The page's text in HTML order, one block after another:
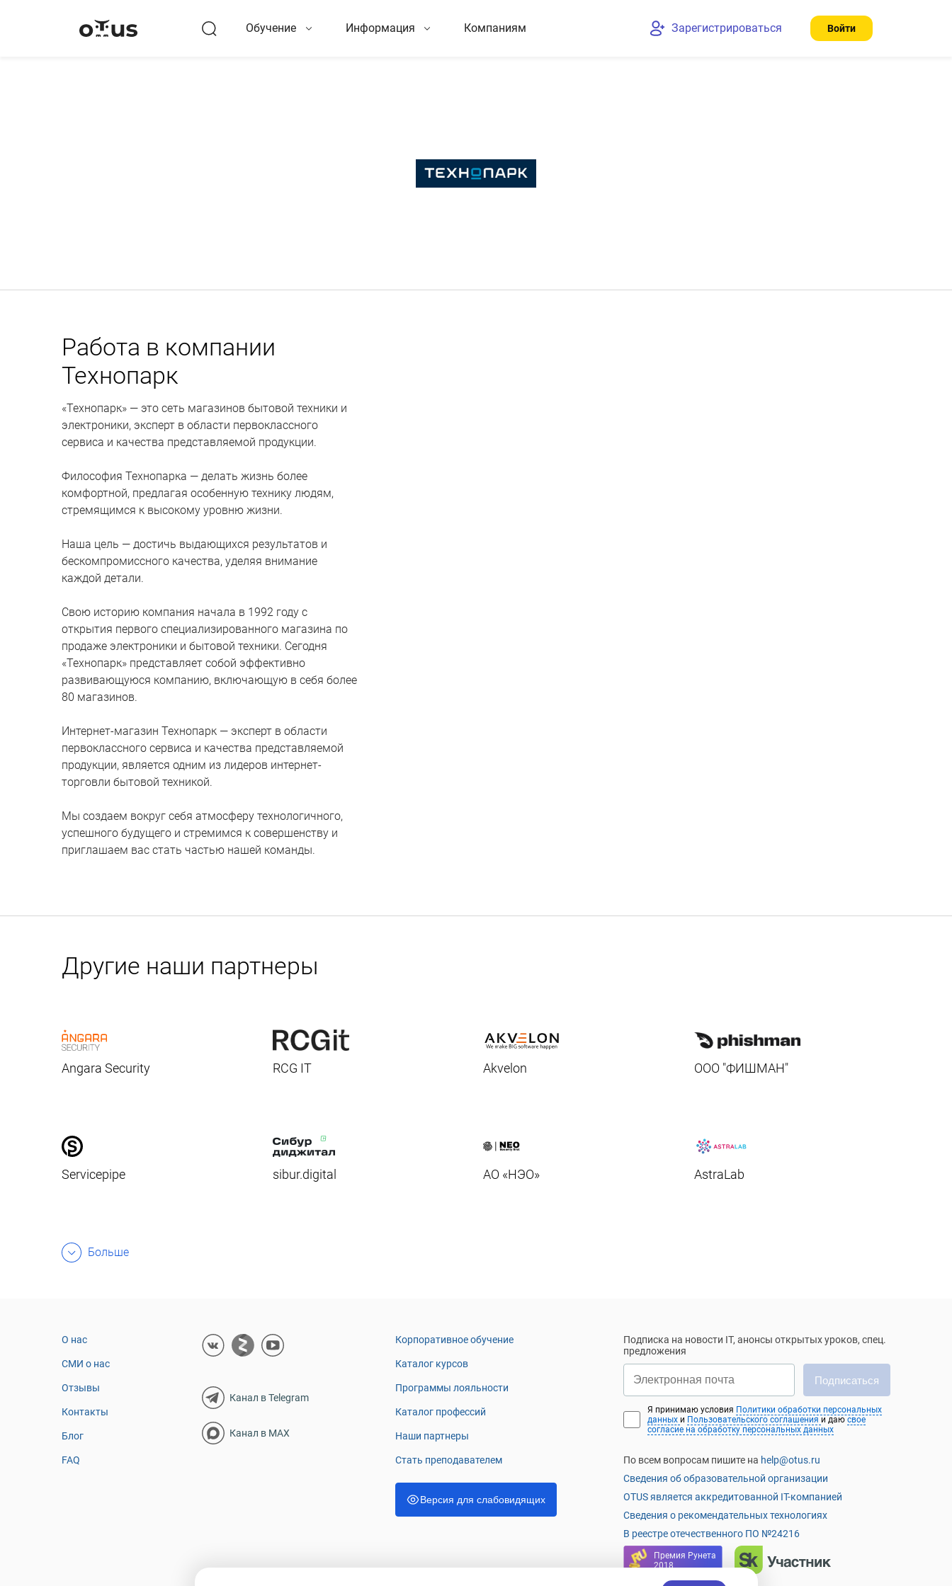
Обучение Информация Компаниям Зарегистрироваться Войти
Работа в компании
Технопарк
«Технопарк» — это сеть магазинов бытовой техники и
электроники, эксперт в области первоклассного
сервиса и качества представляемой продукции.
Философия Технопарка — делать жизнь более
комфортной, предлагая особенную технику людям,
стремящимся к высокому уровню жизни.
Наша цель — достичь выдающихся результатов и
бескомпромиссного качества, уделяя внимание
каждой детали.
Свою историю компания начала в 1992 году с
открытия первого специализированного магазина по
продаже электроники и бытовой техники. Сегодня
«Технопарк» представляет собой эффективно
развивающуюся компанию, включающую в себя более
80 магазинов.
Интернет-магазин Технопарк — эксперт в области
первоклассного сервиса и качества представляемой
продукции, является одним из лидеров интернет-
торговли бытовой техникой.
Мы создаем вокруг себя атмосферу технологичного,
успешного будущего и стремимся к совершенству и
приглашаем вас стать частью нашей команды.
Другие наши партнеры
Angara Security RCG IT Akvelon ООО "ФИШМАН"
Servicepipe sibur.digital АО «НЭО» AstraLab
Больше
О нас
СМИ о нас
Отзывы
Контакты
Блог
FAQ
Канал в Telegram
Канал в MAX
Корпоративное обучение
Каталог курсов
Программы лояльности
Каталог профессий
Наши партнеры
Стать преподавателем
Версия для слабовидящих
Подписка на новости IT, анонсы открытых уроков, спец.
предложения
Подписаться
Я принимаю условия Политики обработки персональных
данных и Пользовательского соглашения и даюсвое
согласие на обработку персональных данных
По всем вопросам пишите на help@otus.ru
Сведения об образовательной организации
OTUS является аккредитованной IT-компанией
Сведения о рекомендательных технологиях
В реестре отечественного ПО №24216
Премия Рунета
2018